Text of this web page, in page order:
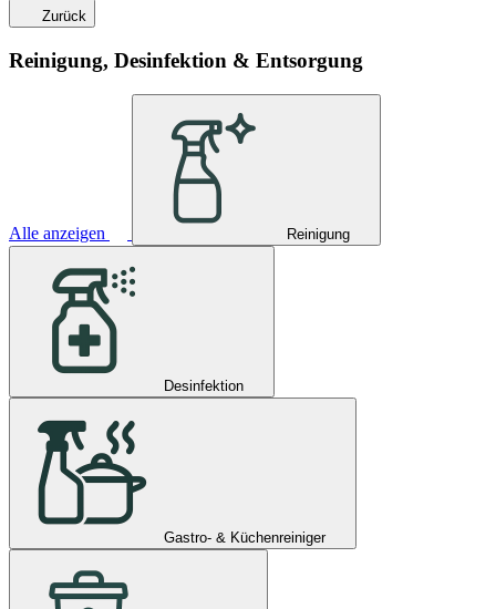
Zurück
Reinigung, Desinfektion & Entsorgung
Alle anzeigen Reinigung
Desinfektion
Gastro- & Küchenreiniger